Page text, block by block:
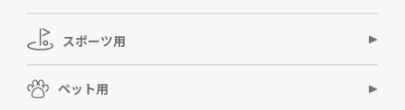
スポーツ用
ペット用